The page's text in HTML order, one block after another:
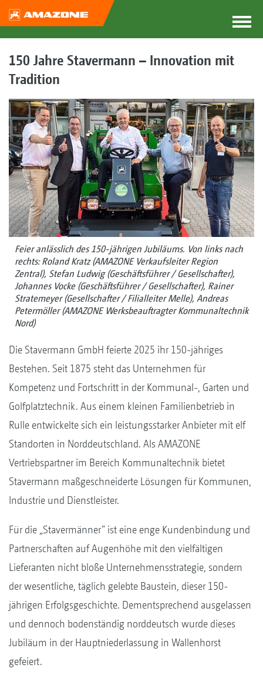
150 Jahre Stavermann – Innovation mit
Tradition
Feier anlässlich des 150-jährigen Jubiläums. Von links nach
rechts: Roland Kratz (AMAZONE Verkaufsleiter Region
Zentral), Stefan Ludwig (Geschäftsführer / Gesellschafter),
Johannes Vocke (Geschäftsführer / Gesellschafter), Rainer
Stratemeyer (Gesellschafter / Filialleiter Melle), Andreas
Petermöller (AMAZONE Werksbeauftragter Kommunaltechnik
Nord)
Die Stavermann GmbH feierte 2025 ihr 150-jähriges
Bestehen. Seit 1875 steht das Unternehmen für
Kompetenz und Fortschritt in der Kommunal-, Garten und
Golfplatztechnik. Aus einem kleinen Familienbetrieb in
Rulle entwickelte sich ein leistungsstarker Anbieter mit elf
Standorten in Norddeutschland. Als AMAZONE
Vertriebspartner im Bereich Kommunaltechnik bietet
Stavermann maßgeschneiderte Lösungen für Kommunen,
Industrie und Dienstleister.
Für die „Stavermänner“ ist eine enge Kundenbindung und
Partnerschaften auf Augenhöhe mit den vielfältigen
Lieferanten nicht bloße Unternehmensstrategie, sondern
der wesentliche, täglich gelebte Baustein, dieser 150-
jährigen Erfolgsgeschichte. Dementsprechend ausgelassen
und dennoch bodenständig norddeutsch wurde dieses
Jubiläum in der Hauptniederlassung in Wallenhorst
gefeiert.